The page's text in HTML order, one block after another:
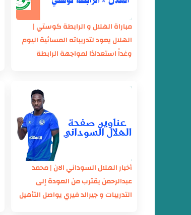
مباراة الهلال و الرابطة كوستي |
الهلال يعود لتدريباته المسائية اليوم
وغداً استعدادًا لمواجهة الرابطة
أخبار الهلال السوداني الان | محمد
عبدالرحمن يقترب من العودة إلى
التدريبات و جيرالد فيري يواصل التأهيل